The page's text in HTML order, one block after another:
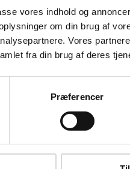
vores indhold og
om din brug af
Vores
fra din brug af deres
Præferencer